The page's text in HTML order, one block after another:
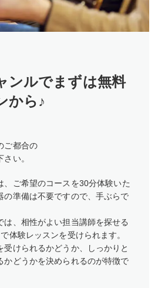
ンルでまずは無料
から♪
ご都合の
い。
、ご希望のコースを30分体験いた
の準備は不要ですので、手ぶらで
は、相性がよい担当講師を探せる
体験レッスンを受けられます。
受けられるかどうか、しっかりと
かどうかを決められるのが特徴で